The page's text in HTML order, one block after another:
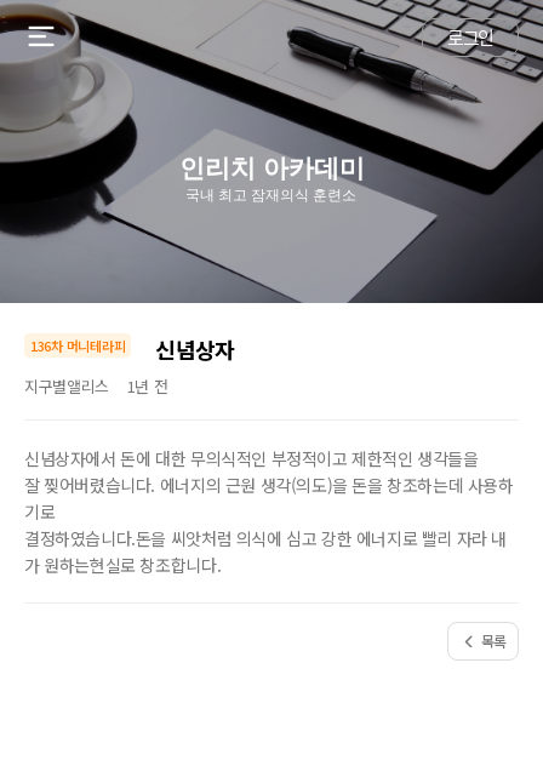
로그인
인리치 아카데미
국내 최고 잠재의식 훈련소
136차 머니테라피 신념상자
지구별앨리스 1년 전
신념상자에서 돈에 대한 무의식적인 부정적이고 제한적인 생각들을
잘 찢어버렸습니다. 에너지의 근원 생각(의도)을 돈을 창조하는데 사용하
기로
결정하였습니다.돈을 씨앗처럼 의식에 심고 강한 에너지로 빨리 자라 내
가 원하는현실로 창조합니다.
목록